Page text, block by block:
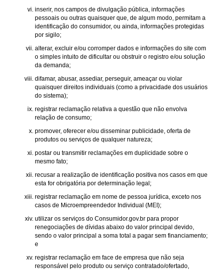
inserir, nos campos de divulgação pública, informações
pessoais ou outras quaisquer que, de algum modo, permitam a
identificação do consumidor, ou ainda, informações protegidas
por sigilo;
alterar, excluir e/ou corromper dados e informações do site com
o simples intuito de dificultar ou obstruir o registro e/ou solução
da demanda;
difamar, abusar, assediar, perseguir, ameaçar ou violar
quaisquer direitos individuais (como a privacidade dos usuários
do sistema);
registrar reclamação relativa a questão que não envolva
relação de consumo;
promover, oferecer e/ou disseminar publicidade, oferta de
produtos ou serviços de qualquer natureza;
postar ou transmitir reclamações em duplicidade sobre o
mesmo fato;
recusar a realização de identificação positiva nos casos em que
esta for obrigatória por determinação legal;
registrar reclamação em nome de pessoa jurídica, exceto nos
casos de Microempreendedor Individual (MEI);
utilizar os serviços do Consumidor.gov.br para propor
renegociações de dívidas abaixo do valor principal devido,
sendo o valor principal a soma total a pagar sem financiamento;
e
registrar reclamação em face de empresa que não seja
responsável pelo produto ou serviço contratado/ofertado,